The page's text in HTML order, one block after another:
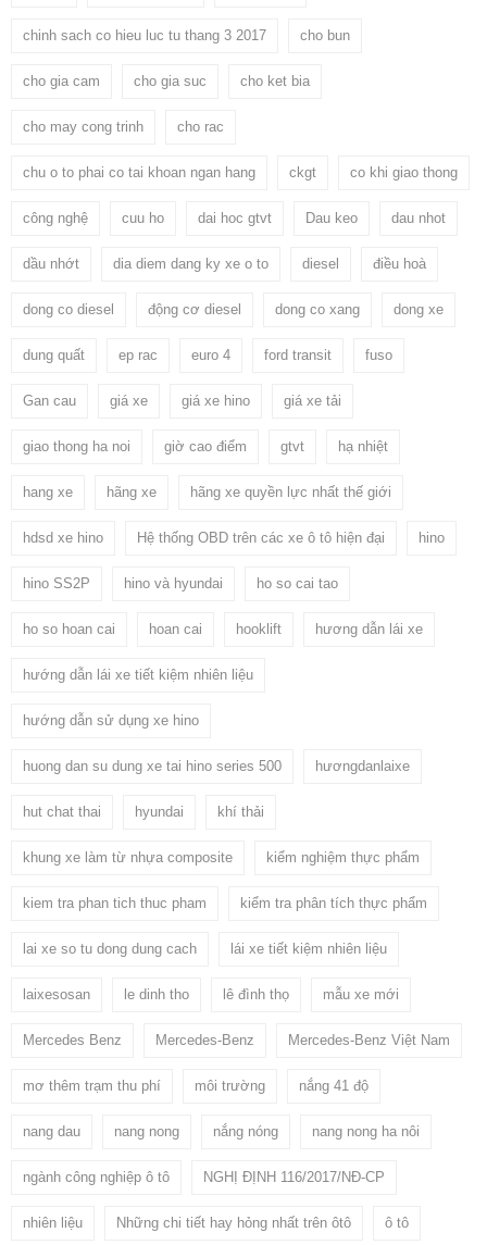
chinh sach co hieu luc tu thang 3 2017 cho bun
cho gia cam cho gia suc cho ket bia
cho may cong trinh cho rac
chu o to phai co tai khoan ngan hang ckgt co khi giao thong
công nghệ cuu ho dai hoc gtvt Dau keo dau nhot
dầu nhớt dia diem dang ky xe o to diesel điều hoà
dong co diesel động cơ diesel dong co xang dong xe
dung quất ep rac euro 4 ford transit fuso
Gan cau giá xe giá xe hino giá xe tải
giao thong ha noi giờ cao điểm gtvt hạ nhiệt
hang xe hãng xe hãng xe quyền lực nhất thế giới
hdsd xe hino Hệ thống OBD trên các xe ô tô hiện đại hino
hino SS2P hino và hyundai ho so cai tao
ho so hoan cai hoan cai hooklift hương dẫn lái xe
hướng dẫn lái xe tiết kiệm nhiên liệu
hướng dẫn sử dụng xe hino
huong dan su dung xe tai hino series 500 hươngdanlaixe
hut chat thai hyundai khí thải
khung xe làm từ nhựa composite kiểm nghiệm thực phẩm
kiem tra phan tich thuc pham kiểm tra phân tích thực phẩm
lai xe so tu dong dung cach lái xe tiết kiệm nhiên liệu
laixesosan le dinh tho lê đình thọ mẫu xe mới
Mercedes Benz Mercedes-Benz Mercedes-Benz Việt Nam
mơ thêm trạm thu phí môi trường nắng 41 độ
nang dau nang nong nắng nóng nang nong ha nôi
ngành công nghiệp ô tô NGHỊ ĐỊNH 116/2017/NĐ-CP
nhiên liệu Những chi tiết hay hỏng nhất trên ôtô ô tô